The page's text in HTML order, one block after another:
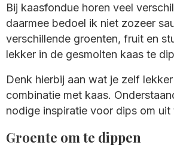
Bij kaasfondue horen veel
daarmee bedoel ik niet zozeer
verschillende groenten, fruit en
lekker in de gesmolten kaas te
Denk hierbij aan wat je zelf
combinatie met kaas.
nodige inspiratie voor dips om uit
Groente om te dippen